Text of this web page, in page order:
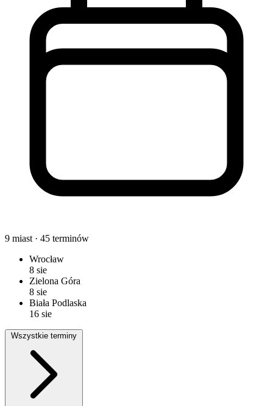
9 miast · 45 terminów
Wrocław
8 sie
Zielona Góra
8 sie
Biała Podlaska
16 sie